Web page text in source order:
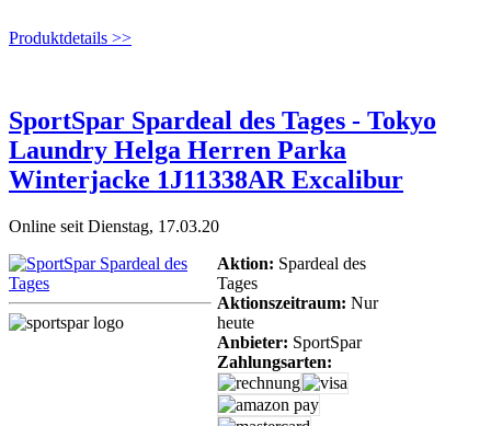
Produktdetails >>
SportSpar Spardeal des Tages - Tokyo
Laundry Helga Herren Parka
Winterjacke 1J11338AR Excalibur
Online seit Dienstag, 17.03.20
Aktion: Spardeal des
Tages
Aktionszeitraum: Nur
heute
Anbieter: SportSpar
Zahlungsarten: